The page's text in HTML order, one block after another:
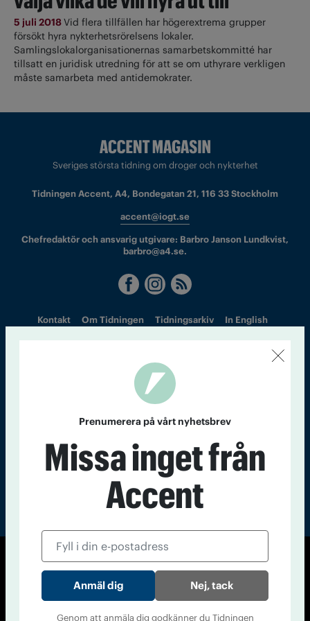
5 juli 2018Vid flera tillfällen har högerextrema grupper
försökt hyra nykterhetsrörelsens lokaler.
Samlingslokalorganisationernas samarbetskommitté har
tillsatt en juridisk utredning för att se om uthyrare verkligen
måste samarbeta med antidemokrater.
Sveriges största tidning om droger och nykterhet
Tidningen Accent, A4, Bondegatan 21, 116 33 Stockholm
accent@iogt.se
Chefredaktör och ansvarig utgivare: Barbro Janson Lundkvist,
barbro@a4.se.
Kontakt Om Tidningen Tidningsarkiv In English
© Tidningen Accent 2026
Cookiepolicy
Personuppgiftspolicy
Prenumerera på vårt nyhetsbrev
Missa inget från
Accent
Nej, tack
Genom att anmäla dig godkänner du Tidningen